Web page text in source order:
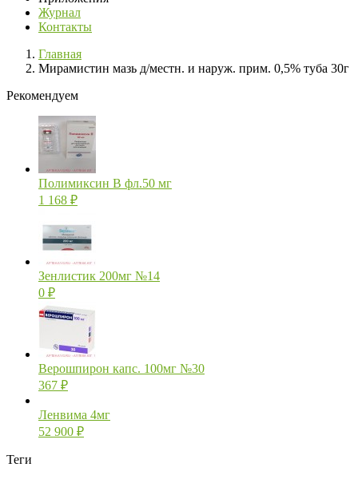
Журнал
Контакты
Главная
Мирамистин мазь д/местн. и наруж. прим. 0,5% туба 30г
Рекомендуем
Полимиксин В фл.50 мг
1 168 ₽
Зенлистик 200мг №14
0 ₽
Верошпирон капс. 100мг №30
367 ₽
Ленвима 4мг
52 900 ₽
Теги